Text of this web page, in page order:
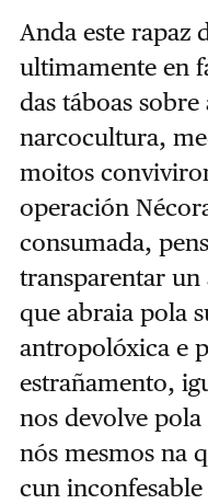
Anda este rapaz
ultimamente en
das táboas sobre
narcocultura,
moitos
operación
consumada,
transparentar
que abraia pola
antropolóxica e
estrañamento,
nos devolve
nós mesmos na
cun